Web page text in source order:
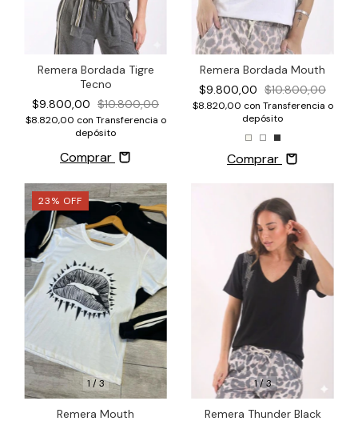
Remera Bordada Tigre
Tecno
$9.800,00 $10.800,00
$8.820,00 con Transferencia o
depósito
Comprar
Remera Bordada Mouth
$9.800,00 $10.800,00
$8.820,00 con Transferencia o
depósito
Comprar
1 /3
23% OFF
Remera Mouth
1/3
Remera Thunder Black